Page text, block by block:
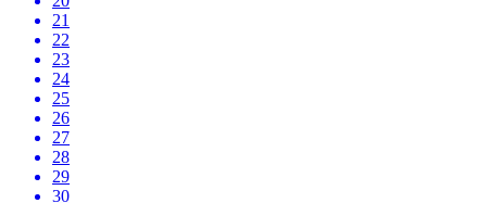
21
22
23
24
25
26
27
28
29
30